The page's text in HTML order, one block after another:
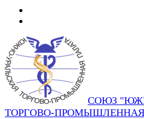
СОЮЗ
ТОРГОВО-